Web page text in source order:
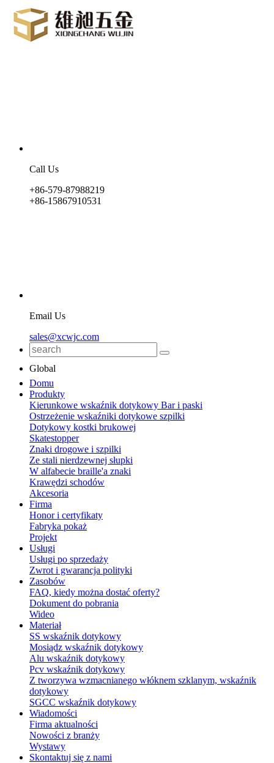
Call Us
+86-579-87988219
+86-15867910531
Email Us
sales@xcwjc.com
Global
Domu
Produkty
Kierunkowe wskaźnik dotykowy Bar i paski
Ostrzeżenie wskaźniki dotykowe szpilki
Dotykowy kostki brukowej
Skatestopper
Znaki drogowe i szpilki
Ze stali nierdzewnej słupki
W alfabecie braille'a znaki
Krawędzi schodów
Akcesoria
Firma
Honor i certyfikaty
Fabryka pokaż
Projekt
Usługi
Usługi po sprzedaży
Zwrot i gwarancja polityki
Zasobów
FAQ, kiedy można dostać oferty?
Dokument do pobrania
Wideo
Materiał
SS wskaźnik dotykowy
Mosiądz wskaźnik dotykowy
Alu wskaźnik dotykowy
Pcv wskaźnik dotykowy
Z tworzywa wzmacnianego włóknem szklanym, wskaźnik
dotykowy
SGCC wskaźnik dotykowy
Wiadomości
Firma aktualności
Nowości z branży
Wystawy
Skontaktuj się z nami